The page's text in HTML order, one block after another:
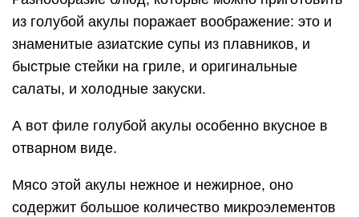
из голубой акулы поражает воображение: это и
знаменитые азиатские супы из плавников, и
быстрые стейки на гриле, и оригинальные
салаты, и холодные закуски.
А вот филе голубой акулы особенно вкусное в
отварном виде.
Мясо этой акулы нежное и нежирное, оно
содержит большое количество микроэлементов